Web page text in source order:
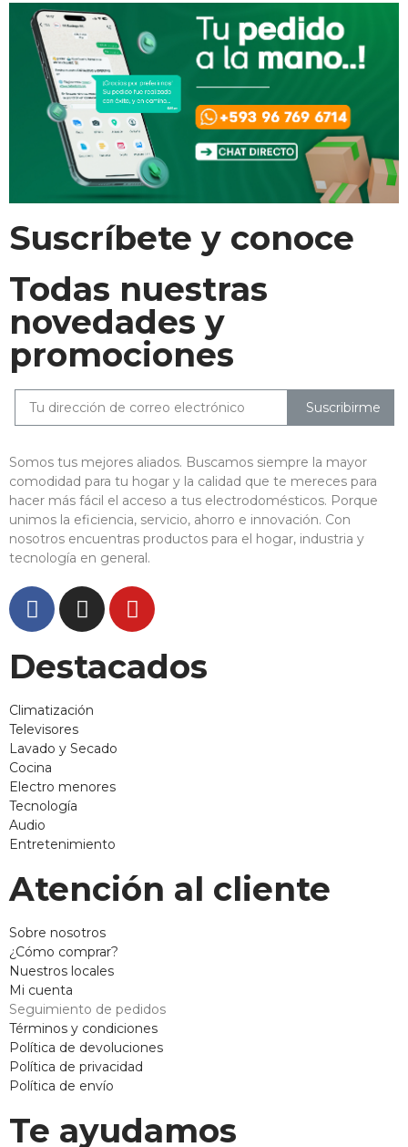
Suscríbete y conoce
Todas nuestras
novedades y
promociones
Suscribirme
Somos tus mejores aliados. Buscamos siempre la mayor
comodidad para tu hogar y la calidad que te mereces para
hacer más fácil el acceso a tus electrodomésticos. Porque
unimos la eficiencia, servicio, ahorro e innovación. Con
nosotros encuentras productos para el hogar, industria y
tecnología en general.
Destacados
Climatización
Televisores
Lavado y Secado
Cocina
Electro menores
Tecnología
Audio
Entretenimiento
Atención al cliente
Sobre nosotros
¿Cómo comprar?
Nuestros locales
Mi cuenta
Seguimiento de pedidos
Términos y condiciones
Política de devoluciones
Política de privacidad
Política de envío
Te ayudamos